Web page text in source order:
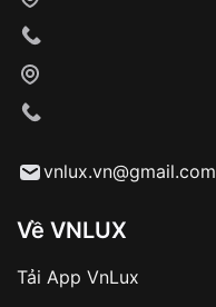
Từ khóa SEO:
vnlux.vn@gmail.com
Về VNLUX
Tải App VnLux